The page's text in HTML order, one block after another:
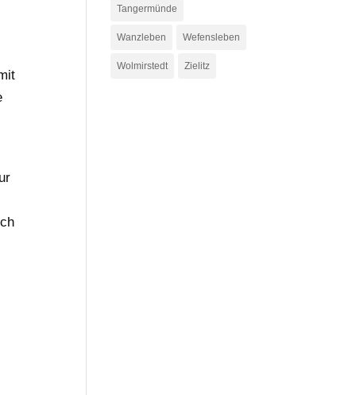
Tangermünde
Wanzleben Wefensleben
Wolmirstedt Zielitz